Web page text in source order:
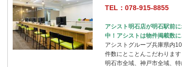
TEL：078-915-8855
アシスト明石店が明石駅前
中！アシストは物件掲載数に
アシストグループ兵庫県内
件数にとことんこだわります
明石市全域、神戸市全域、